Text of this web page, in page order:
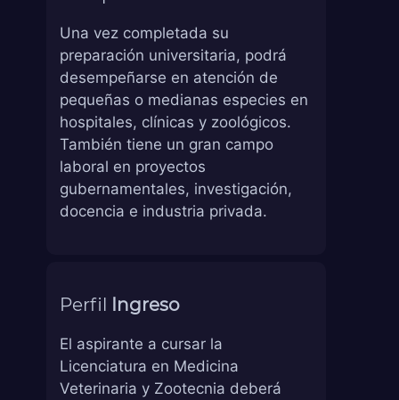
Una vez completada su
preparación universitaria, podrá
desempeñarse en atención de
pequeñas o medianas especies en
hospitales, clínicas y zoológicos.
También tiene un gran campo
laboral en proyectos
gubernamentales, investigación,
docencia e industria privada.
Perfil Ingreso
El aspirante a cursar la
Licenciatura en Medicina
Veterinaria y Zootecnia deberá